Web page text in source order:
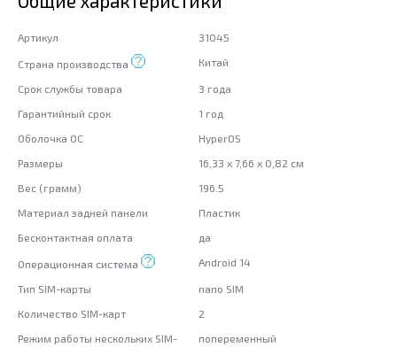
Артикул 31045
Страна производства Китай
Срок службы товара
3 года
Гарантийный срок
1 год
Оболочка ОС
HyperOS
Размеры
16,33 x 7,66 x 0,82 см
Вес (грамм)
196.5
Материал задней панели
Пластик
Бесконтактная оплата
да
Операционная система Android 14
Тип SIM-карты
nano SIM
Количество SIM-карт
2
Режим работы нескольких SIM-
попеременный